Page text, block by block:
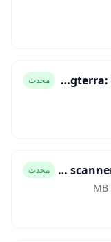
Slugterra: Slug it Out 2 Mod APK محدث
CamScanner- scanner, PDF maker Mod APK محدث